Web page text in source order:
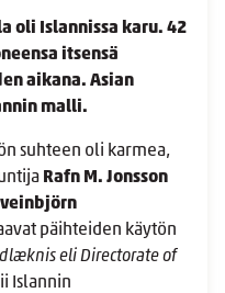
oli Islannissa karu. 42
itsensä
aikana. Asian
malli.
suhteen oli karmea,
Rafn M. Jonsson
päihteiden käytön
eli Directorate of
Islannin